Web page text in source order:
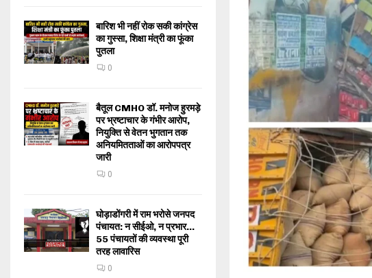
बारिश भी नहीं रोक सकी कांग्रेस
का गुस्सा, शिक्षा मंत्री का फूंका
पुतला
0
बैतूल CMHO डॉ. मनोज हुरमड़े
पर भ्रष्टाचार के गंभीर आरोप,
नियुक्ति से वेतन भुगतान तक
अनियमितताओं का आरोपपत्र
जारी
0
घोड़ाडोंगरी में राम भरोसे जनपद
पंचायत: न सीईओ, न प्रभार…
55 पंचायतों की व्यवस्था पूरी
तरह लावारिस
0